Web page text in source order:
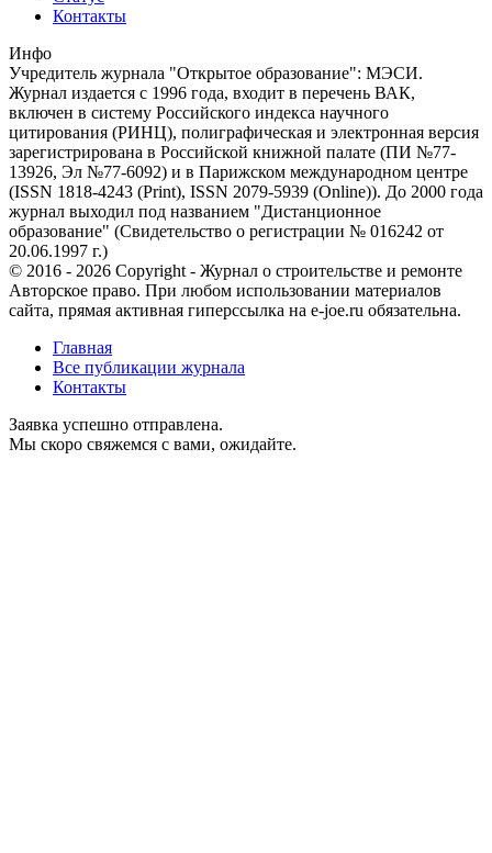
Контакты
Инфо
Учредитель журнала "Открытое образование": МЭСИ.
Журнал издается с 1996 года, входит в перечень ВАК,
включен в систему Российского индекса научного
цитирования (РИНЦ), полиграфическая и электронная версия
зарегистрирована в Российской книжной палате (ПИ №77-
13926, Эл №77-6092) и в Парижском международном центре
(ISSN 1818-4243 (Print), ISSN 2079-5939 (Online)). До 2000 года
журнал выходил под названием "Дистанционное
образование" (Свидетельство о регистрации № 016242 от
20.06.1997 г.)
© 2016 - 2026 Copyright - Журнал о строительстве и ремонте
Авторское право. При любом использовании материалов
сайта, прямая активная гиперссылка на e-joe.ru обязательна.
Главная
Все публикации журнала
Контакты
Заявка успешно отправлена.
Мы скоро свяжемся с вами, ожидайте.